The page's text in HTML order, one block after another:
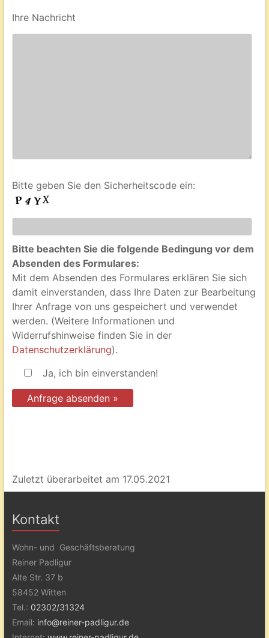
Ihre Nachricht
Bitte geben Sie den Sicherheitscode ein:
Bitte beachten Sie die folgende Bedingung vor dem
Absenden des Formulares:
Mit dem Absenden des Formulares erklären Sie sich
damit einverstanden, dass Ihre Daten zur Bearbeitung
Ihrer Anfrage von uns gespeichert und verwendet
werden. (Weitere Informationen und
Widerrufshinweise finden Sie in der
Datenschutzerklärung).
Ja, ich bin einverstanden!
Zuletzt überarbeitet am 17.05.2021
Kontakt
Wohn- und Geschäftsberatung
Reiner Padligur
Alte Str. 37 b
58452 Witten
Tel.: 02302/31324
Email: info@reiner-padligur.de